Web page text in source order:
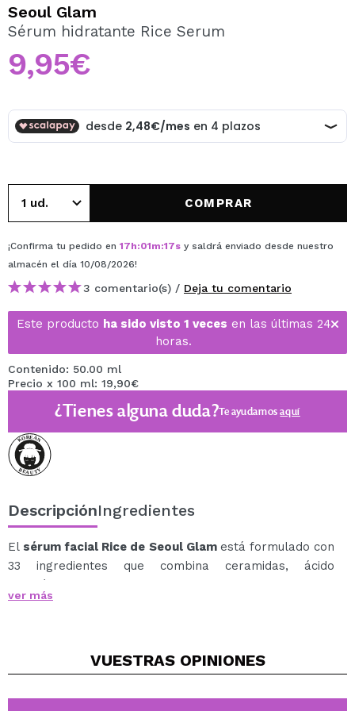
Al crear una cuenta en Maquillalia.com podrás realizar
tus compras rápidamente, revisar el estado de tus
pedidos y consultar tus operaciones anteriores.
CREAR CUENTA
Seoul Glam
Sérum hidratante Rice Serum
9,95€
COMPRAR
¡Confirma tu pedido en 17h:01m:17s y saldrá enviado desde nuestro
almacén el día 10/08/2026!
3 comentario(s) / Deja tu comentario
Este producto ha sido visto 1 veces en las últimas 24
horas.
Contenido: 50.00 ml
Precio x 100 ml: 19,90€
¿Tienes alguna duda?Te ayudamosaquí
DescripciónIngredientes
El sérum facial Rice de Seoul Glam está formulado con
33 ingredientes que combina ceramidas, ácido
hialurónico, niacinamida y vitamina E para ofrecer un
cuidado completo de la piel.
un aspecto más uniforme y luminoso.
necesidades, ayudando a tratar imperfecciones, signos
ver más
VUESTRAS OPINIONES